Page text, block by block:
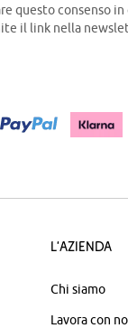
questo consenso
il link nella
L'azienda
Chi siamo
Lavora con